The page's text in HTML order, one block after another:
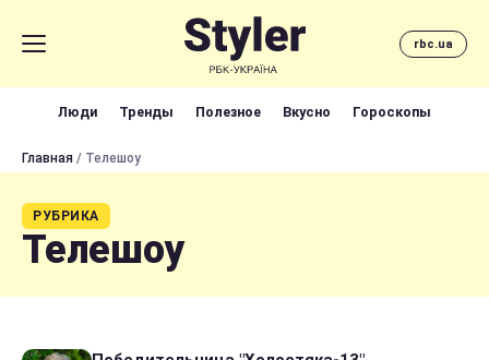
rbc.ua
Люди Тренды Полезное Вкусно Гороскопы
Главная / Телешоу
РУБРИКА
Телешоу